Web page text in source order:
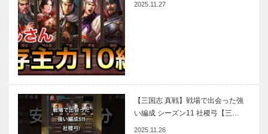
2025.11.27
【三国志 真戦】戦場で出会った強
い編成 シーズン11 社稷弓【三…
2025.11.26